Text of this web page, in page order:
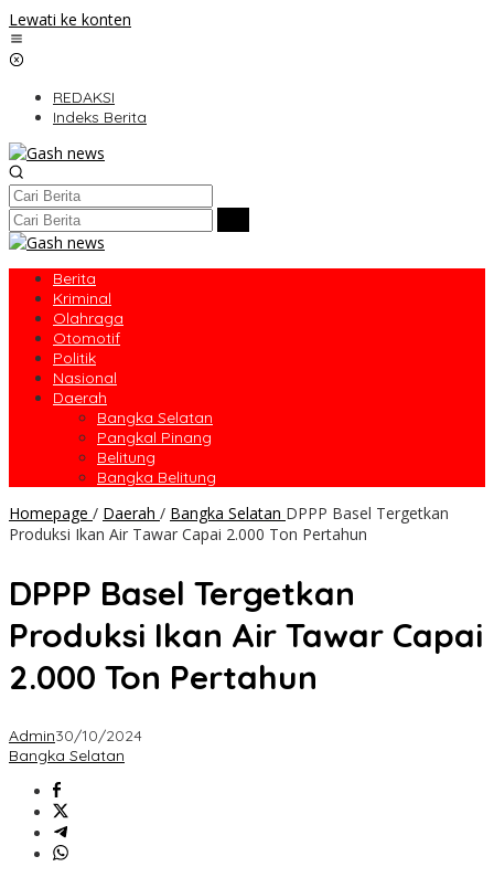
Lewati ke konten
REDAKSI
Indeks Berita
Berita
Kriminal
Olahraga
Otomotif
Politik
Nasional
Daerah
Bangka Selatan
Pangkal Pinang
Belitung
Bangka Belitung
Homepage / Daerah / Bangka Selatan DPPP Basel Tergetkan
Produksi Ikan Air Tawar Capai 2.000 Ton Pertahun
DPPP Basel Tergetkan
Produksi Ikan Air Tawar Capai
2.000 Ton Pertahun
Admin30/10/2024
Bangka Selatan